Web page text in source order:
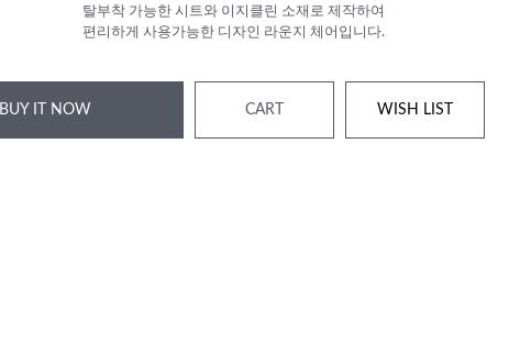
탈부착 가능한 시트와 이지클린 소재로 제작하여
편리하게 사용가능한 디자인 라운지 체어입니다.
BUY IT NOW CART WISH LIST